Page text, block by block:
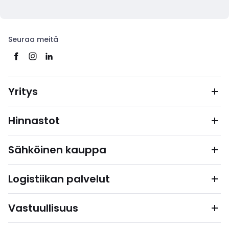
Seuraa meitä
Yritys
Hinnastot
Sähköinen kauppa
Logistiikan palvelut
Vastuullisuus